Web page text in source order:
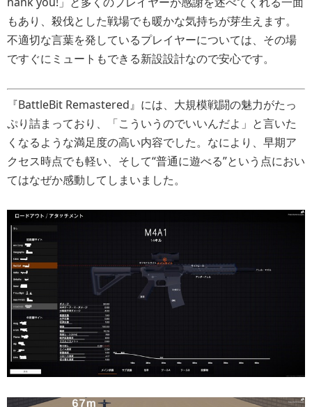
もあり、殺伐とした戦場でも暖かな気持ちが芽生えます。
不適切な言葉を発しているプレイヤーについては、その場
ですぐにミュートもできる新設設計なので安心です。
『BattleBit Remastered』には、大規模戦闘の魅力がたっ
ぷり詰まっており、「こういうのでいいんだよ」と言いた
くなるような満足度の高い内容でした。なにより、早期ア
クセス時点でも軽い、そして“普通に遊べる”という点におい
てはなぜか感動してしまいました。